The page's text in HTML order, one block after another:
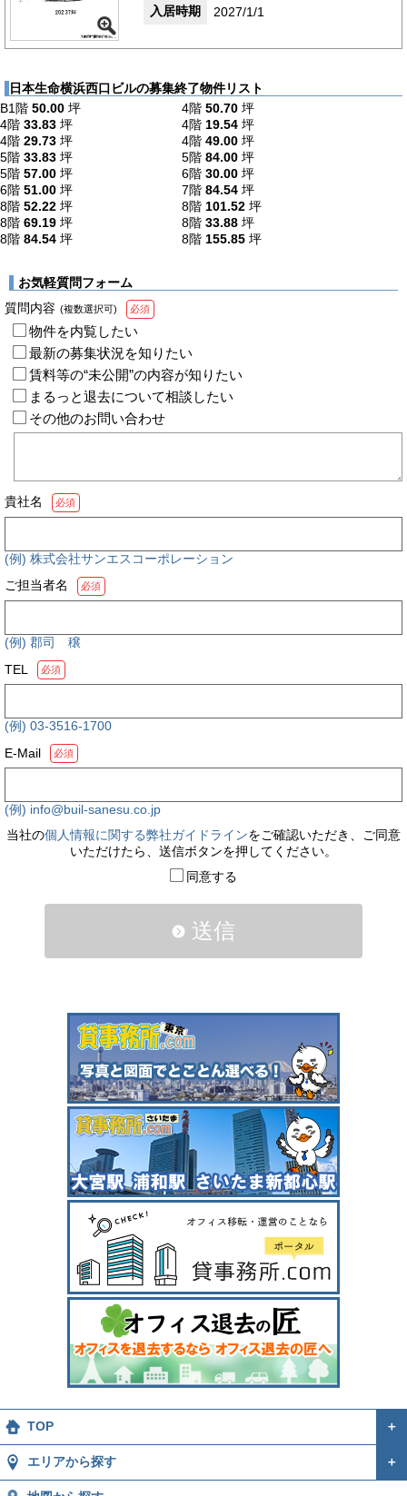
入居時期
2027/1/1
日本生命横浜西口ビルの募集終了物件リスト
B1階 50.00 坪 4階 50.70 坪
4階 33.83 坪 4階 19.54 坪
4階 29.73 坪 4階 49.00 坪
5階 33.83 坪 5階 84.00 坪
5階 57.00 坪 6階 30.00 坪
6階 51.00 坪 7階 84.54 坪
8階 52.22 坪 8階 101.52 坪
8階 69.19 坪 8階 33.88 坪
8階 84.54 坪 8階 155.85 坪
お気軽質問フォーム
質問内容 (複数選択可) 必須
物件を内覧したい
最新の募集状況を知りたい
賃料等の“未公開”の内容が知りたい
まるっと退去について相談したい
その他のお問い合わせ
貴社名 必須
(例) 株式会社サンエスコーポレーション
ご担当者名
必須
(例) 郡司 穣
TEL
必須
(例) 03-3516-1700
E-Mail
必須
(例) info@buil-sanesu.co.jp
当社の個人情報に関する弊社ガイドラインをご確認いただき、ご同意
いただけたら、送信ボタンを押してください。
同意する
送信
TOP ＋
エリアから探す ＋